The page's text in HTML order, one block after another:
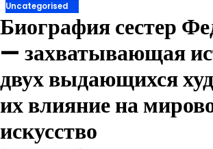
Uncategorised
Биография сестер
— захватывающая
двух выдающихся
их влияние на
искусство